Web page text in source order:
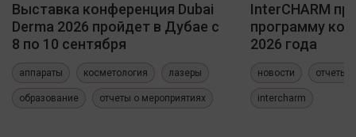
Выставка конференция Dubai
Derma 2026 пройдет в Дубае с
8 по 10 сентября
аппараты косметология лазеры
образование отчеты о мероприятиях
InterCHARM
программу
2026 года
новости отчеты
intercharm